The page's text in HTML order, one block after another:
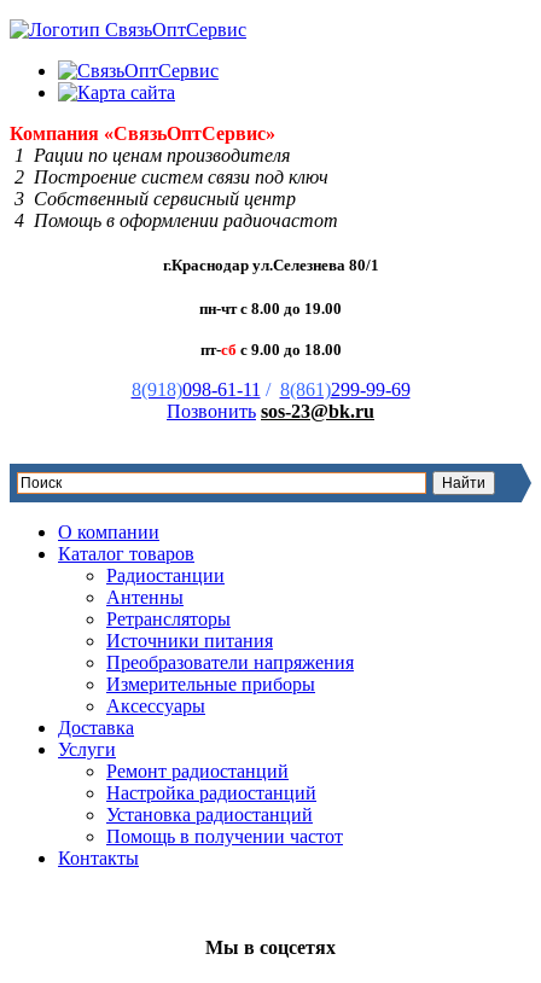
Компания «СвязьОптСервис»
1 Рации по ценам производителя
2 Построение систем связи под ключ
3 Собственный сервисный центр
4 Помощь в оформлении радиочастот
г.Краснодар ул.Селезнева 80/1
пн-чт с 8.00 до 19.00
пт-сб с 9.00 до 18.00
8(918)098-61-11 / 8(861)299-99-69
Позвонить sos-23@bk.ru
О компании
Каталог товаров
Радиостанции
Антенны
Ретрансляторы
Источники питания
Преобразователи напряжения
Измерительные приборы
Аксессуары
Доставка
Услуги
Ремонт радиостанций
Настройка радиостанций
Установка радиостанций
Помощь в получении частот
Контакты
Мы в соцсетях